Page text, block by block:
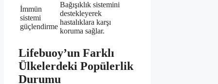
İmmün
sistemi
güçlendirme
Bağışıklık sistemini
destekleyerek
hastalıklara karşı
koruma sağlar.
Lifebuoy’un Farklı
Ülkelerdeki Popülerlik
Durumu